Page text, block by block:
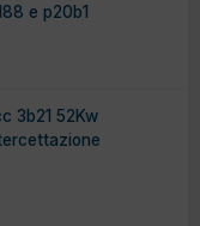
e p20b1
3b21 52Kw